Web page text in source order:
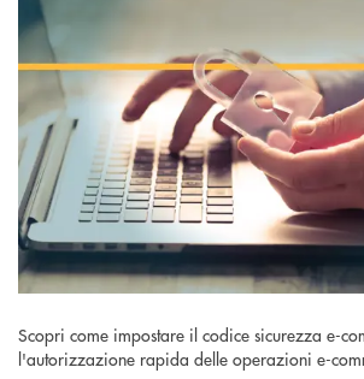
Scopri come impostare il codice sicurezza e-
l'autorizzazione rapida delle operazioni e-